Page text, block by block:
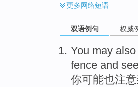
更多网络短语
双语例句 权威
You may
fence and
你可能也注意